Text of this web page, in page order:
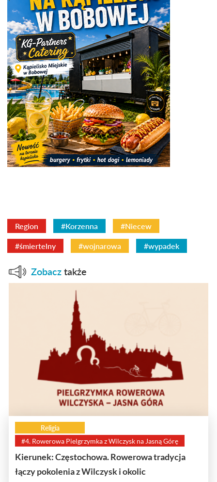
Region #Korzenna #Niecew
#śmiertelny #wojnarowa #wypadek
Zobacz także
Religia
#4. Rowerowa Pielgrzymka z Wilczysk na Jasną Górę
Kierunek: Częstochowa. Rowerowa tradycja
łączy pokolenia z Wilczysk i okolic